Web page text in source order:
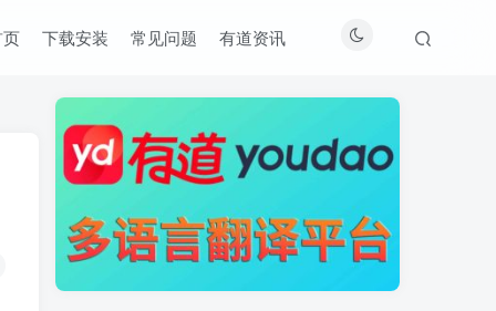
下载安装 常见问题 有道资讯